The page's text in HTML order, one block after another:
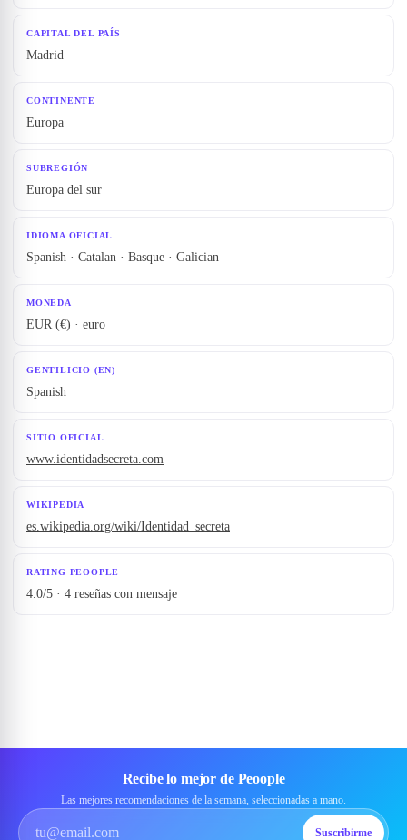
CAPITAL DEL PAÍS
Madrid
CONTINENTE
Europa
SUBREGIÓN
Europa del sur
IDIOMA OFICIAL
Spanish · Catalan · Basque · Galician
MONEDA
EUR (€) · euro
GENTILICIO (EN)
Spanish
SITIO OFICIAL
www.identidadsecreta.com
WIKIPEDIA
es.wikipedia.org/wiki/Identidad_secreta
RATING PEOOPLE
4.0/5 · 4 reseñas con mensaje
Recibe lo mejor de Peoople
Las mejores recomendaciones de la semana, seleccionadas a mano.
Suscribirme